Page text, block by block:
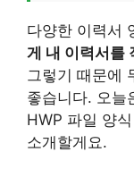
다양한 이력서
게 내 이력서를
그렇기 때문에
좋습니다. 오늘
HWP 파일 양
소개할게요.